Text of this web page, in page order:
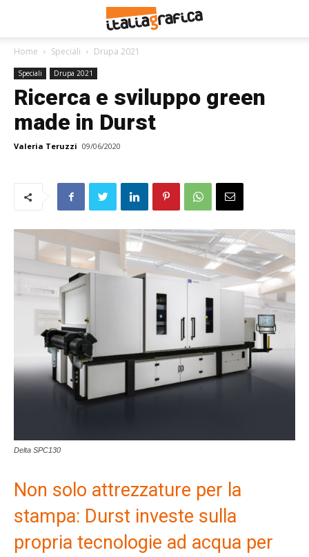
Home Speciali Drupa 2021
Speciali Drupa 2021
Ricerca e sviluppo green
made in Durst
Valeria Teruzzi 09/06/2020
Delta SPC130
Non solo attrezzature per la
stampa: Durst investe sulla
propria tecnologie ad acqua per